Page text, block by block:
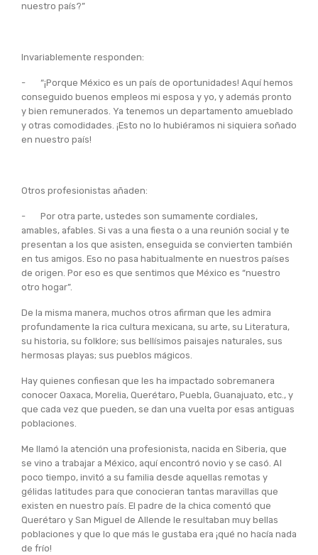
nuestro país?”
Invariablemente responden:
- “¡Porque México es un país de oportunidades! Aquí hemos
conseguido buenos empleos mi esposa y yo, y además pronto
y bien remunerados. Ya tenemos un departamento amueblado
y otras comodidades. ¡Esto no lo hubiéramos ni siquiera soñado
en nuestro país!
Otros profesionistas añaden:
- Por otra parte, ustedes son sumamente cordiales,
amables, afables. Si vas a una fiesta o a una reunión social y te
presentan a los que asisten, enseguida se convierten también
en tus amigos. Eso no pasa habitualmente en nuestros países
de origen. Por eso es que sentimos que México es “nuestro
otro hogar”.
De la misma manera, muchos otros afirman que les admira
profundamente la rica cultura mexicana, su arte, su Literatura,
su historia, su folklore; sus bellísimos paisajes naturales, sus
hermosas playas; sus pueblos mágicos.
Hay quienes confiesan que les ha impactado sobremanera
conocer Oaxaca, Morelia, Querétaro, Puebla, Guanajuato, etc., y
que cada vez que pueden, se dan una vuelta por esas antiguas
poblaciones.
Me llamó la atención una profesionista, nacida en Siberia, que
se vino a trabajar a México, aquí encontró novio y se casó. Al
poco tiempo, invitó a su familia desde aquellas remotas y
gélidas latitudes para que conocieran tantas maravillas que
existen en nuestro país. El padre de la chica comentó que
Querétaro y San Miguel de Allende le resultaban muy bellas
poblaciones y que lo que más le gustaba era ¡qué no hacía nada
de frío!